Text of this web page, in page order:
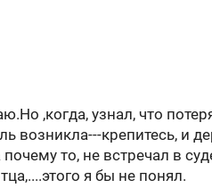
,когда, узнал, что
возникла---крепитесь, и
то, не встречал в
я бы не понял.